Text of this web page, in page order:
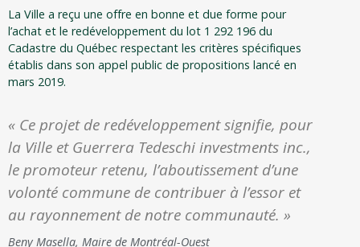
La Ville a reçu une offre en bonne et due forme pour
l’achat et le redéveloppement du lot 1 292 196 du
Cadastre du Québec respectant les critères spécifiques
établis dans son appel public de propositions lancé en
mars 2019.
« Ce projet de redéveloppement signifie, pour
la Ville et Guerrera Tedeschi investments inc.,
le promoteur retenu, l’aboutissement d’une
volonté commune de contribuer à l’essor et
au rayonnement de notre communauté. »
Beny Masella, Maire de Montréal-Ouest